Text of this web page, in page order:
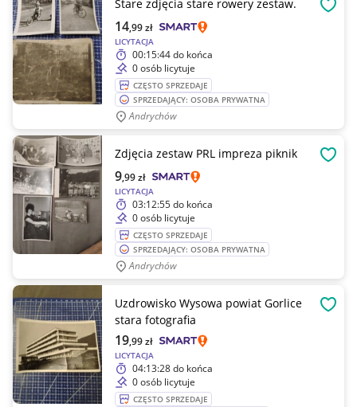
Stare zdjęcia stare rowery zestaw.
LICYTACJA
14,99zł
00:15:44do końca
0 osób licytuje
CZĘSTO SPRZEDAJE
SPRZEDAJĄCY: OSOBA PRYWATNA
Andrychów
Zdjęcia zestaw PRL impreza piknik
LICYTACJA
9,99zł
03:12:55do końca
0 osób licytuje
CZĘSTO SPRZEDAJE
SPRZEDAJĄCY: OSOBA PRYWATNA
Andrychów
Uzdrowisko Wysowa powiat Gorlice
stara fotografia
LICYTACJA
19,99zł
04:13:28do końca
0 osób licytuje
CZĘSTO SPRZEDAJE